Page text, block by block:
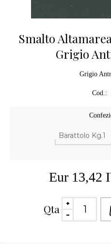
Smalto
Grigio
Grigio
Cod.:
Eur 13,42
Qta